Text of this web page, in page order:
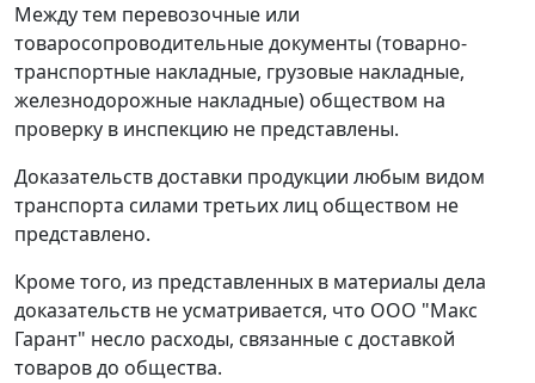
Между тем перевозочные или
товаросопроводительные документы (товарно-
транспортные накладные, грузовые накладные,
железнодорожные накладные) обществом на
проверку в инспекцию не представлены.
Доказательств доставки продукции любым видом
транспорта силами третьих лиц обществом не
представлено.
Кроме того, из представленных в материалы дела
доказательств не усматривается, что ООО "Макс
Гарант" несло расходы, связанные с доставкой
товаров до общества.